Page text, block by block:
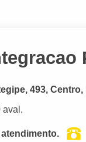
493, Centro,
aval.